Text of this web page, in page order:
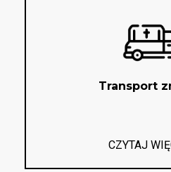
Transport
CZYTAJ